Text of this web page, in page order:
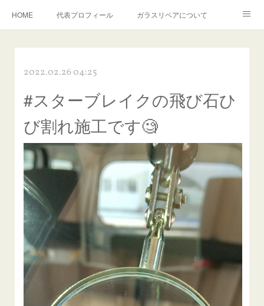
HOME 代表プロフィール ガラスリペアについて
飛び石施工料金について ガラスキズ取り/研磨・磨き・鱗取り
当店へのアクセス 建築ガラスキズ取り・研磨・磨き
【プロ使用】フッ素系ガラストリートメント『アクアペル』
当店の良心的価格の理由について
欧州車モールの白サビやシミを落とす！
instagram記事 ガラスリペア施工価格
飛び石ひび割れでヒビ先が伸びた場合は？
2022.02.26 04:25
#スターブレイクの飛び石ひ
び割れ施工です🧐